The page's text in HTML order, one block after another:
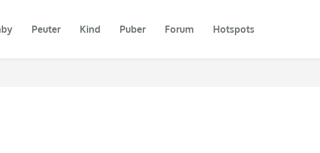
Peuter Kind Puber Forum Hotspots